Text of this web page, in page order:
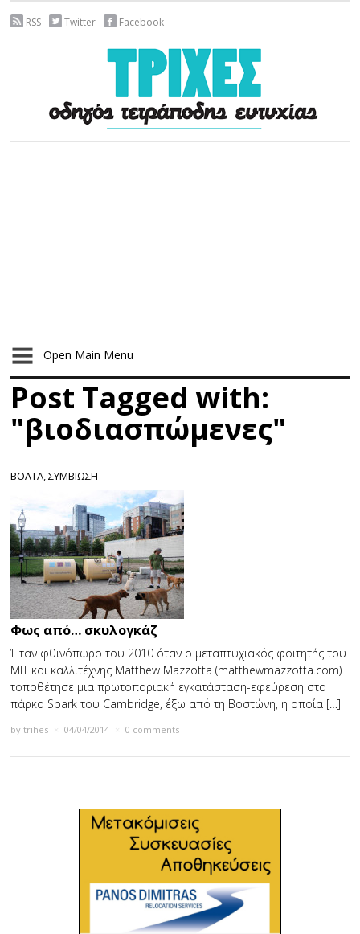
RSS Twitter Facebook
Open Main Menu
Post Tagged with:
"βιοδιασπώμενες"
ΒΟΛΤΑ,ΣΥΜΒΙΩΣΗ
Φως από… σκυλογκάζ
Ήταν φθινόπωρο του 2010 όταν ο μεταπτυχιακός φοιτητής του
ΜΙΤ και καλλιτέχνης Matthew Mazzotta (matthewmazzotta.com)
τοποθέτησε μια πρωτοποριακή εγκατάσταση-εφεύρεση στο
πάρκο Spark του Cambridge, έξω από τη Βοστώνη, η οποία […]
bytrihes 04/04/2014 0 comments